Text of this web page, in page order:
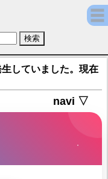
)【東京放課後サモ
していました。現在
navi ▽